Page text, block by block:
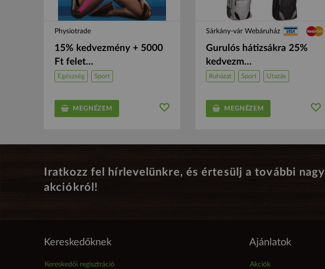
Physiotrade
15% kedvezmény + 5000
Ft felet...
Egészség Sport
MEGNÉZEM
Sárkány-vár Webáruház
Gurulós hátizsákra 25%
kedvezm...
Ruházat Sport Utazás
MEGNÉZEM
Iratkozz fel hírlevelünkre, és értesülj a további nagy
akciókról!
Kereskedőknek
Kereskedői regisztráció
Ajánlatok
Akciók